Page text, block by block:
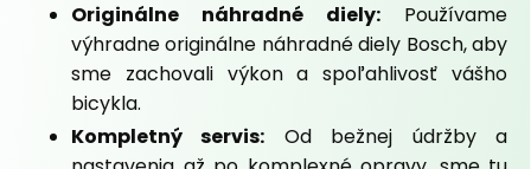
Originálne náhradné diely: Používame
výhradne originálne náhradné diely Bosch, aby
sme zachovali výkon a spoľahlivosť vášho
bicykla.
Kompletný servis: Od bežnej údržby a